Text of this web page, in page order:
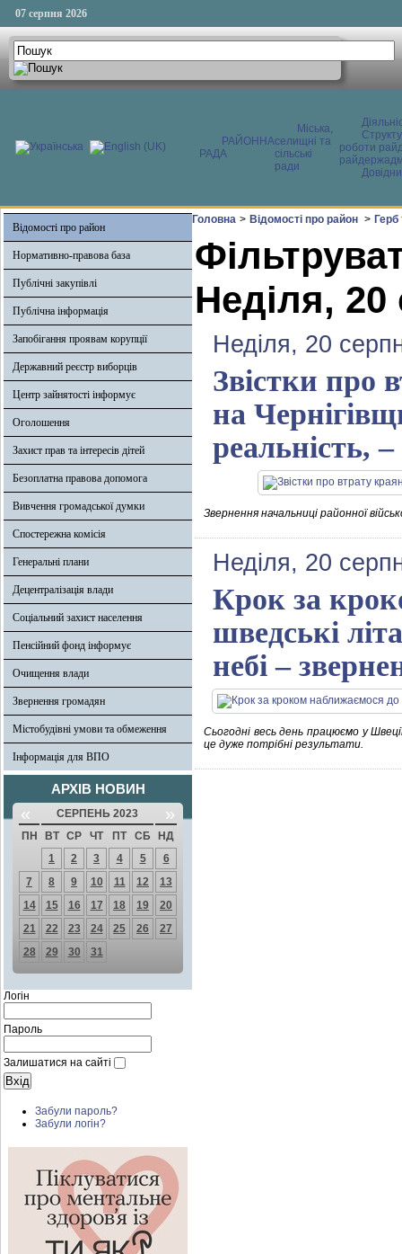
07 серпня 2026
РАЙОННА
РАДА
Міська,
селищні та
сільські
ради
роботи
Відомості про район
Нормативно-правова база
Публічні закупівлі
Публічна інформація
Запобігання проявам корупції
Державний реєстр виборців
Центр зайнятості інформує
Оголошення
Захист прав та інтересів дітей
Безоплатна правова допомога
Вивчення громадської думки
Спостережна комісія
Генеральні плани
Децентралізація влади
Соціальний захист населення
Пенсійний фонд інформує
Очищення влади
Звернення громадян
Містобудівні умови та обмеження
Інформація для ВПО
АРХІВ НОВИН
« СЕРПЕНЬ 2023 »
ПН ВТ СР ЧТ ПТ СБ
НД
1
2 3 4 5
6
7
8 9 10 11 12
13
14
15 16 17 18 19
20
21
22 23 24 25 26
27
28
29 30 31
Логін
Пароль
Залишатися на сайті
Забули пароль?
Забули логін?
Головна > Відомості про район > Герб
Неділя, 20
Неділя, 20
Звістки про
на
реальність,
Звернення начальниці районної
Неділя, 20
Крок за
шведські
небі –
Сьогодні весь день працюємо у
це дуже потрібні результати.